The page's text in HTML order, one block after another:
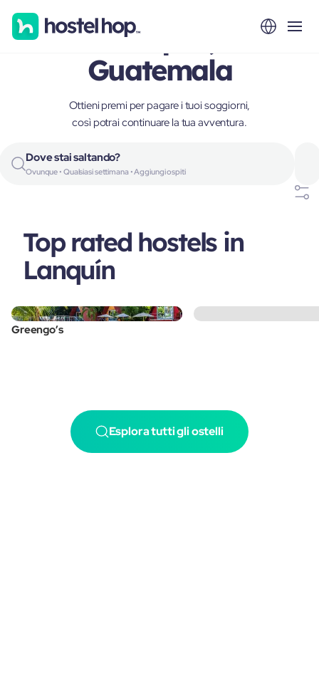
Lanquín,
Guatemala
Ottieni premi per pagare i tuoi soggiorni,
così potrai continuare la tua avventura.
Dove stai saltando?
Ovunque • Qualsiasi settimana • Aggiungi ospiti
Top rated hostels in
Lanquín
Greengo’s
Esplora tutti gli ostelli